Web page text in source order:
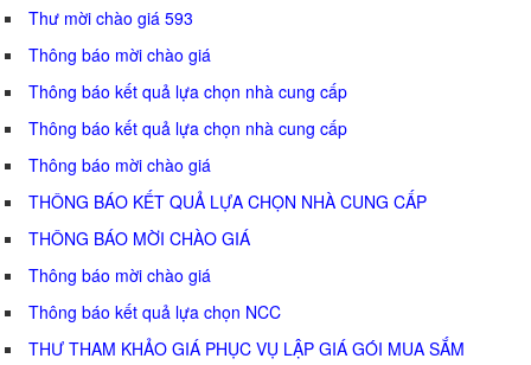
Thư mời chào giá 593
Thông báo mời chào giá
Thông báo kết quả lựa chọn nhà cung cấp
Thông báo kết quả lựa chọn nhà cung cấp
Thông báo mời chào giá
THÔNG BÁO KẾT QUẢ LỰA CHỌN NHÀ CUNG CẤP
THÔNG BÁO MỜI CHÀO GIÁ
Thông báo mời chào giá
Thông báo kết quả lựa chọn NCC
THƯ THAM KHẢO GIÁ PHỤC VỤ LẬP GIÁ GÓI MUA SẮM